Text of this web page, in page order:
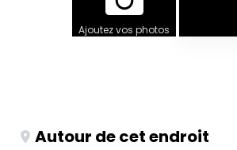
Ajoutez vos photos
Autour de cet endroit